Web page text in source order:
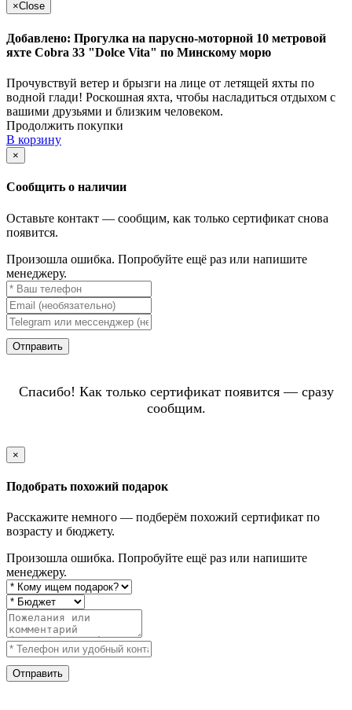
×Close
Добавлено: Прогулка на парусно-моторной 10 метровой
яхте Cobra 33 "Dolce Vita" по Минскому морю
Прочувствуй ветер и брызги на лице от летящей яхты по
водной глади! Роскошная яхта, чтобы насладиться отдыхом с
вашими друзьями и близким человеком.
Продолжить покупки
В корзину
×
Сообщить о наличии
Оставьте контакт — сообщим, как только сертификат снова
появится.
Произошла ошибка. Попробуйте ещё раз или напишите
менеджеру.
Отправить
Спасибо! Как только сертификат появится — сразу
сообщим.
×
Подобрать похожий подарок
Расскажите немного — подберём похожий сертификат по
возрасту и бюджету.
Произошла ошибка. Попробуйте ещё раз или напишите
менеджеру.
Отправить